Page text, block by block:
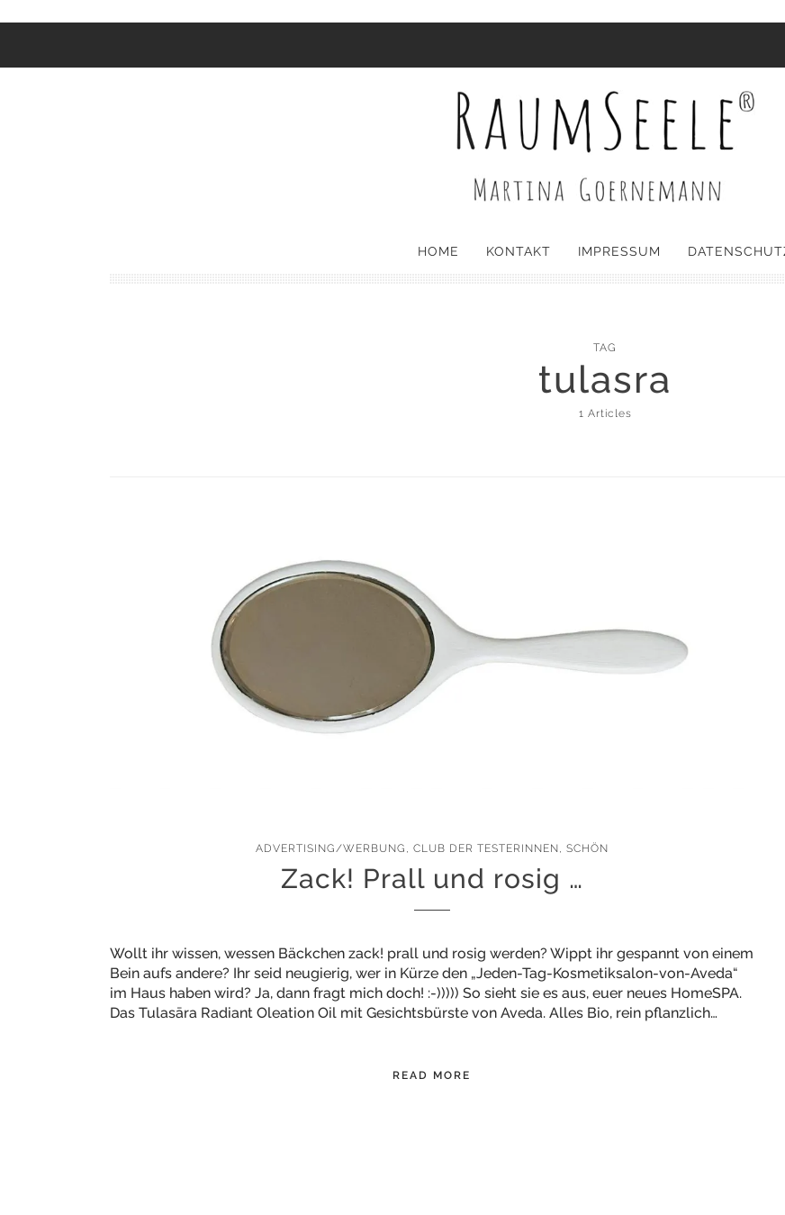
HOME KONTAKT IMPRESSUM
TAG
tulasra
1 Articles
ADVERTISING/WERBUNG , CLUB DER TESTERINNEN , SCHÖN
Zack! Prall und rosig …
Wollt ihr wissen, wessen Bäckchen zack! prall und rosig werden? Wippt ihr gespannt von einem
Bein aufs andere? Ihr seid neugierig, wer in Kürze den „Jeden-Tag-Kosmetiksalon-von-Aveda“
im Haus haben wird? Ja, dann fragt mich doch! :-))))) So sieht sie es aus, euer neues HomeSPA.
Das Tulasāra Radiant Oleation Oil mit Gesichtsbürste von Aveda. Alles Bio, rein pflanzlich…
READ MORE